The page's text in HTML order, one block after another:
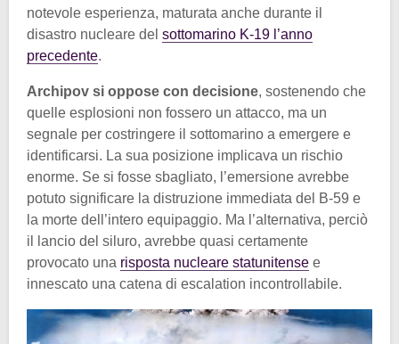
notevole esperienza, maturata anche durante il
disastro nucleare del sottomarino K-19 l’anno
precedente.
Archipov si oppose con decisione, sostenendo che
quelle esplosioni non fossero un attacco, ma un
segnale per costringere il sottomarino a emergere e
identificarsi. La sua posizione implicava un rischio
enorme. Se si fosse sbagliato, l’emersione avrebbe
potuto significare la distruzione immediata del B-59 e
la morte dell’intero equipaggio. Ma l’alternativa, perciò
il lancio del siluro, avrebbe quasi certamente
provocato una risposta nucleare statunitense e
innescato una catena di escalation incontrollabile.